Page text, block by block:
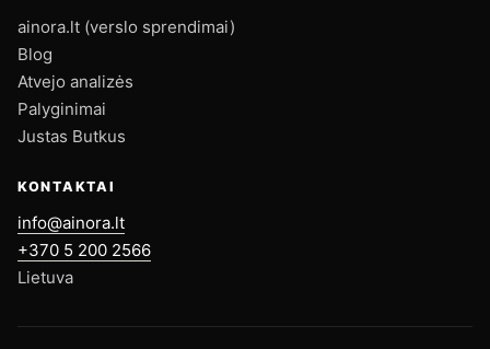
ainora.lt (verslo sprendimai)
Blog
Atvejo analizės
Palyginimai
Justas Butkus
KONTAKTAI
info@ainora.lt
+370 5 200 2566
Lietuva